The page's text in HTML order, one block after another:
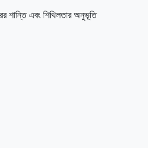
শান্তি এবং শিথিলতার অনুভূতি